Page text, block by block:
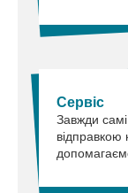
Сервіс
Завжди
відправкою